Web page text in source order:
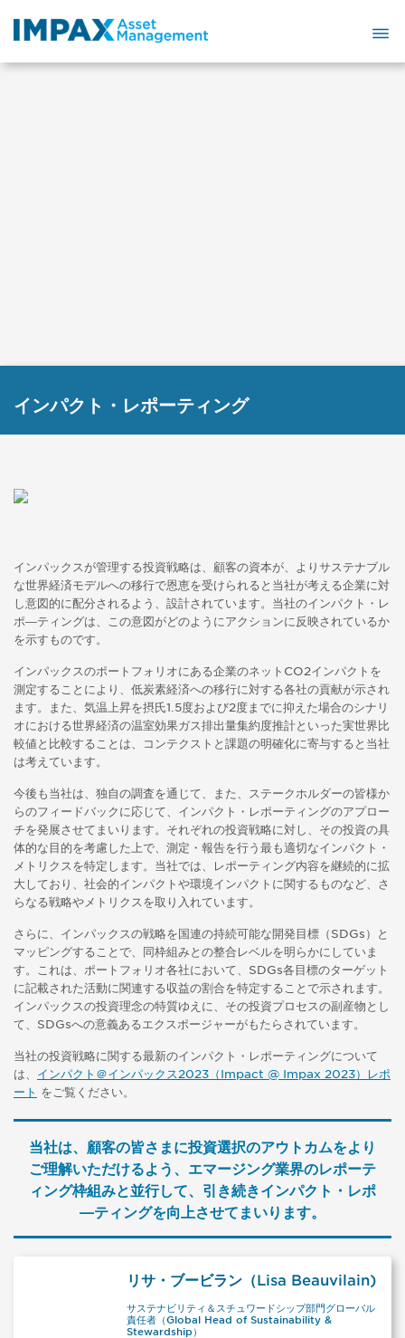
Skip
インパクト・レポーティング
インパックスが管理する投資戦略は、顧客の資本が、よりサステナブル
な世界経済モデルへの移行で恩恵を受けられると当社が考える企業に対
し意図的に配分されるよう、設計されています。当社のインパクト・レ
ポ―ティングは、この意図がどのようにアクションに反映されているか
を示すものです。
インパックスのポートフォリオにある企業のネットCO2インパクトを
測定することにより、低炭素経済への移行に対する各社の貢献が示され
ます。また、気温上昇を摂氏1.5度および2度までに抑えた場合のシナリ
オにおける世界経済の温室効果ガス排出量集約度推計といった実世界比
較値と比較することは、コンテクストと課題の明確化に寄与すると当社
は考えています。
今後も当社は、独自の調査を通じて、また、ステークホルダーの皆様か
らのフィードバックに応じて、インパクト・レポーティングのアプロー
チを発展させてまいります。それぞれの投資戦略に対し、その投資の具
体的な目的を考慮した上で、測定・報告を行う最も適切なインパクト・
メトリクスを特定します。当社では、レポーティング内容を継続的に拡
大しており、社会的インパクトや環境インパクトに関するものなど、さ
らなる戦略やメトリクスを取り入れています。
さらに、インパックスの戦略を国連の持続可能な開発目標（SDGs）と
マッピングすることで、同枠組みとの整合レベルを明らかにしていま
す。これは、ポートフォリオ各社において、SDGs各目標のターゲット
に記載された活動に関連する収益の割合を特定することで示されます。
インパックスの投資理念の特質ゆえに、その投資プロセスの副産物とし
て、SDGsへの意義あるエクスポージャーがもたらされています。
当社の投資戦略に関する最新のインパクト・レポーティングについて
は、 インパクト＠インパックス2023（Impact @ Impax 2023）レポ
ート をご覧ください。
当社は、顧客の皆さまに投資選択のアウトカムをより
ご理解いただけるよう、エマージング業界のレポーテ
ィング枠組みと並行して、引き続きインパクト・レポ
―ティングを向上させてまいります。
リサ・ブービラン（Lisa Beauvilain)
サステナビリティ＆スチュワードシップ部門グローバル
責任者（Global Head of Sustainability &
Stewardship）